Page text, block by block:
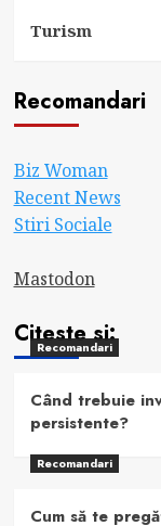
Turism
Recomandari
Biz Woman
Recent News
Stiri Sociale
Mastodon
Citeste si:
Recomandari
Când trebuie
persistente?
Recomandari
Cum să te